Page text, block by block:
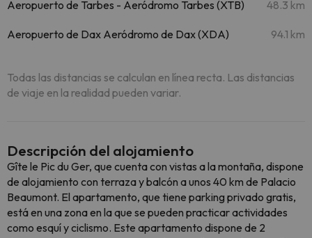
Aeropuerto de Tarbes - Aeródromo Tarbes (XTB) 48.3 km
Aeropuerto de Dax Aeródromo de Dax (XDA) 94.1 km
Todas las distancias se calculan en línea recta. Las distancias
de viaje en la realidad pueden variar.
Descripción del alojamiento
Gîte le Pic du Ger, que cuenta con vistas a la montaña, dispone
de alojamiento con terraza y balcón a unos 40 km de Palacio
Beaumont. El apartamento, que tiene parking privado gratis,
está en una zona en la que se pueden practicar actividades
como esquí y ciclismo. Este apartamento dispone de 2